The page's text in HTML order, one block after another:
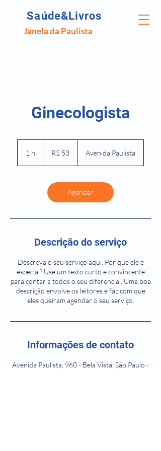
Saúde&Livros
Janela da Paulista
Ginecologista
1 h
brasileiros
R$ 53 Avenida Paulista
Agendar
Descrição do serviço
Descreva o seu serviço aqui. Por que ele é
especial? Use um texto curto e convincente
para contar a todos o seu diferencial. Uma boa
descrição envolve os leitores e faz com que
eles queiram agendar o seu serviço.
Informações de contato
Avenida Paulista, 960 - Bela Vista, São Paulo -